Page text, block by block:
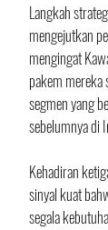
​Langkah
mengejutkan
mengingat
pakem
segmen yang
sebelumnya di
Kehadiran
sinyal kuat
segala